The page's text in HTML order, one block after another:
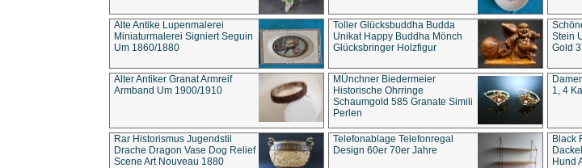
Alte Antike Lupenmalerei
Miniaturmalerei Signiert Seguin
Um 1860/1880
Toller Glücksbuddha Budda
Unikat Happy Buddha Mönch
Glücksbringer Holzfigur
Stein
Gold
Alter Antiker Granat Armreif
Armband Um 1900/1910
MÜnchner Biedermeier
Historische Ohrringe
Schaumgold 585 Granate Simili
Perlen
1, 4
Rar Historismus Jugendstil
Drache Dragon Vase Dog Relief
Scene Art Nouveau 1880
Telefonablage Telefonregal
Design 60er 70er Jahre
Black
Hund